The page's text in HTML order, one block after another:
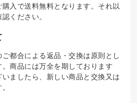
入で送料無料となります。それ以
ください。
都合による返品・交換は原則とし
商品には万全を期しております
ましたら、新しい商品と交換又は